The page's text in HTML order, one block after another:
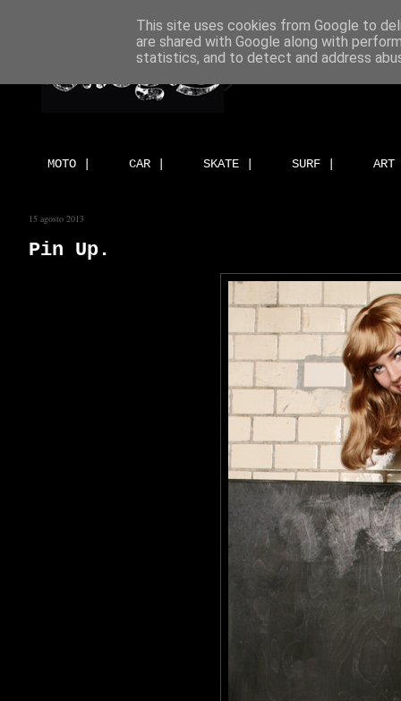
MOTO | CAR | SKATE | SURF |
15 agosto 2013
Pin Up.
This site uses cookies from Google to
are shared with Google along with
statistics, and to detect and address